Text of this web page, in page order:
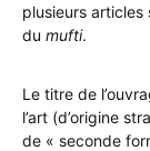
plusieurs
du mufti.
Le titre de
l’art (d’origine
de « seconde